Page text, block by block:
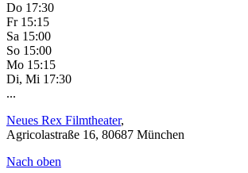
Do 17:30
Fr 15:15
Sa 15:00
So 15:00
Mo 15:15
Di, Mi 17:30
...
Neues Rex Filmtheater,
Agricolastraße 16, 80687 München
Nach oben